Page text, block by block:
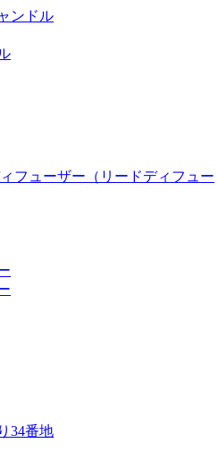
ンドル
フューザー（リードディフュー
34番地